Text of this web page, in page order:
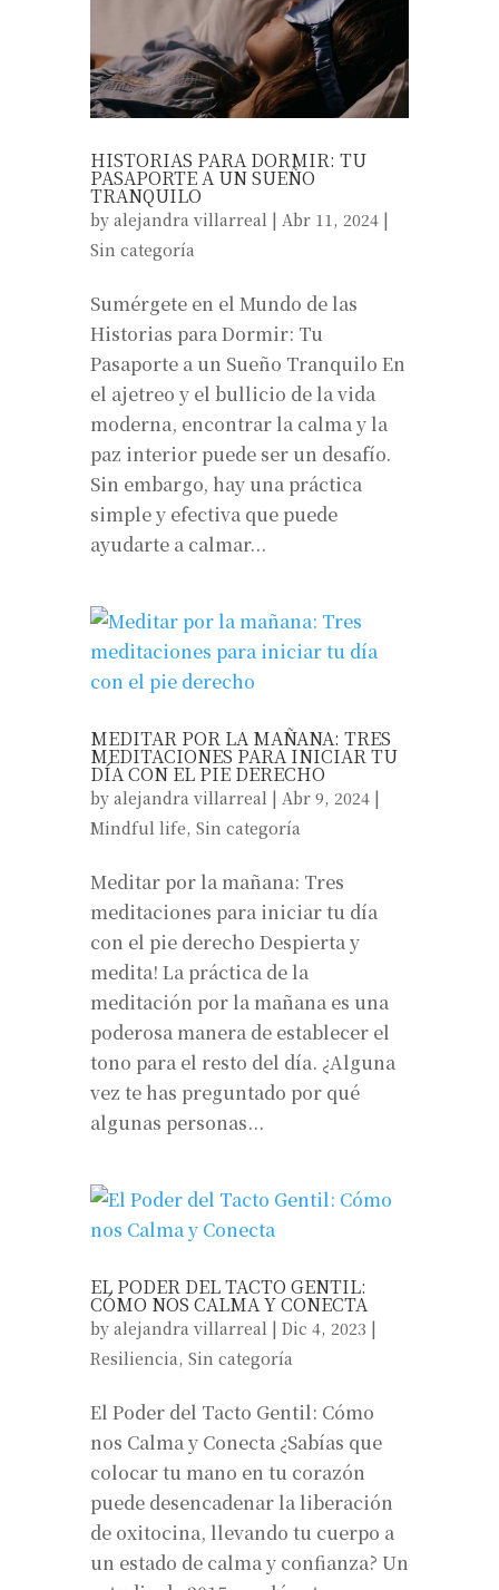
HISTORIAS PARA DORMIR: TU
PASAPORTE A UN SUEÑO
TRANQUILO
by alejandra villarreal | Abr 11, 2024|
Sin categoría
Sumérgete en el Mundo de las
Historias para Dormir: Tu
Pasaporte a un Sueño Tranquilo En
el ajetreo y el bullicio de la vida
moderna, encontrar la calma y la
paz interior puede ser un desafío.
Sin embargo, hay una práctica
simple y efectiva que puede
ayudarte a calmar...
MEDITAR POR LA MAÑANA: TRES
MEDITACIONES PARA INICIAR TU
DÍA CON EL PIE DERECHO
by alejandra villarreal | Abr 9, 2024|
Mindful life, Sin categoría
Meditar por la mañana: Tres
meditaciones para iniciar tu día
con el pie derecho Despierta y
medita! La práctica de la
meditación por la mañana es una
poderosa manera de establecer el
tono para el resto del día. ¿Alguna
vez te has preguntado por qué
algunas personas...
EL PODER DEL TACTO GENTIL:
CÓMO NOS CALMA Y CONECTA
by alejandra villarreal | Dic 4, 2023 |
Resiliencia, Sin categoría
El Poder del Tacto Gentil: Cómo
nos Calma y Conecta ¿Sabías que
colocar tu mano en tu corazón
puede desencadenar la liberación
de oxitocina, llevando tu cuerpo a
un estado de calma y confianza? Un